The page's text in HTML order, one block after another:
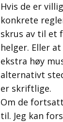
Hvis de er
konkrete
skrus av til et
helger. Eller
ekstra høy
alternativt
er skriftlige.
Om de
til. Jeg kan